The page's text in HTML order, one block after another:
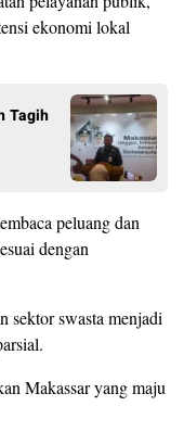
ekonomi lokal
Tagih
peluang dan
dengan
sektor swasta menjadi
Makassar yang maju